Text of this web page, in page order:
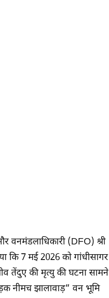
वनमंडलाधिकारी (DFO) श्री
कि 7 मई 2026 को गांधीसागर
तेंदुए की मृत्यु की घटना सामने
नीमच झालावाड़” वन भूमि